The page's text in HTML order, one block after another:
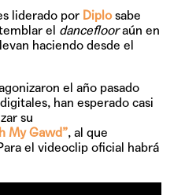
liderado por Diplosabe
el danceflooraún en
haciendo desde el
el año pasado
han esperado casi
su
My Gawd”, al que
el videoclip oficial habrá